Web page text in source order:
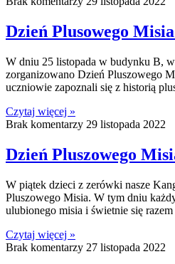
Dzień Plusowego
W dniu 25 listopada w budynku B,
zorganizowano Dzień Pluszowego
uczniowie zapoznali się z historią
Czytaj więcej »
Brak komentarzy 29 listopada 2022
Dzień Pluszowego
W piątek dzieci z zerówki nasze
Pluszowego Misia. W tym dniu
ulubionego misia i świetnie się
Czytaj więcej »
Brak komentarzy 27 listopada 2022